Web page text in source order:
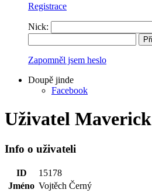
Registrace
Nick:
Zapomněl jsem heslo
Doupě jinde
Facebook
Uživatel Maverick
Info o uživateli
ID
15178
Jméno Vojtěch Černý